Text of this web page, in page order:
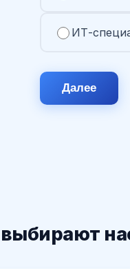
ИТ-
Далее